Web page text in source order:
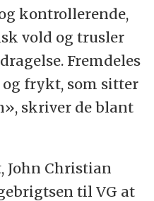
kontrollerende,
vold og trusler
Fremdeles
frykt, som sitter
skriver de blant
John Christian
til VG at